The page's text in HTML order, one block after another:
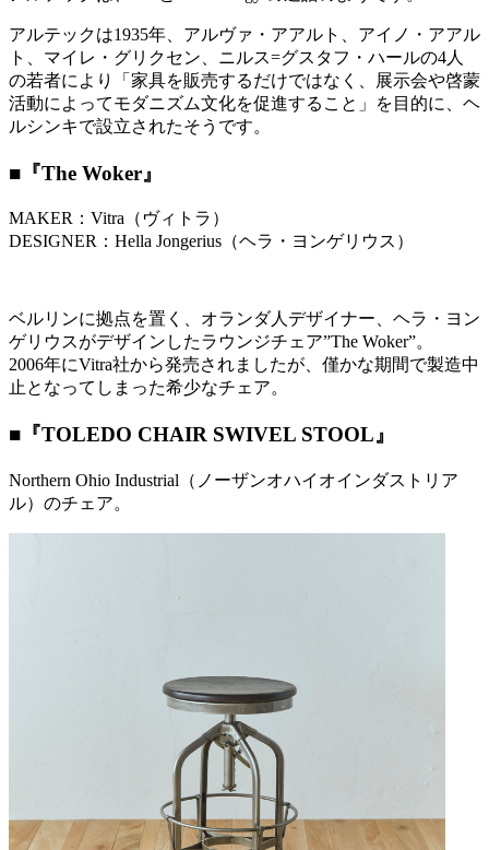
アルテックは1935年、アルヴァ・アアルト、アイノ・アアル
ト、マイレ・グリクセン、ニルス=グスタフ・ハールの4人
の若者により「家具を販売するだけではなく、展示会や啓蒙
活動によってモダニズム文化を促進すること」を目的に、ヘ
ルシンキで設立されたそうです。
■『The Woker』
MAKER：Vitra（ヴィトラ）
DESIGNER：Hella Jongerius（ヘラ・ヨンゲリウス）
ベルリンに拠点を置く、オランダ人デザイナー、ヘラ・ヨン
ゲリウスがデザインしたラウンジチェア”The Woker”。
2006年にVitra社から発売されましたが、僅かな期間で製造中
止となってしまった希少なチェア。
■『TOLEDO CHAIR SWIVEL STOOL』
Northern Ohio Industrial（ノーザンオハイオインダストリア
ル）のチェア。